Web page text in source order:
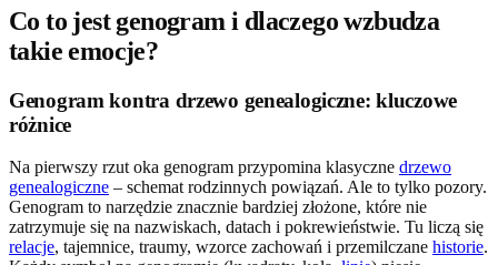
Co to jest genogram i dlaczego wzbudza
takie emocje?
Genogram kontra drzewo genealogiczne: kluczowe
różnice
Na pierwszy rzut oka genogram przypomina klasyczne drzewo
genealogiczne – schemat rodzinnych powiązań. Ale to tylko pozory.
Genogram to narzędzie znacznie bardziej złożone, które nie
zatrzymuje się na nazwiskach, datach i pokrewieństwie. Tu liczą się
relacje, tajemnice, traumy, wzorce zachowań i przemilczane historie.